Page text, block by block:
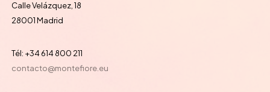
Calle Velázquez, 18
28001 Madrid
Tél: +34 614 800 211
contacto@montefiore.eu